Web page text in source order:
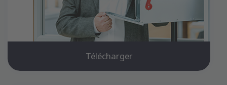
Télécharger